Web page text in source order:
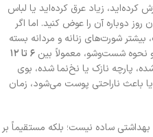
کرده‌اید، زیاد عرق کرده‌اید یا لباس
دوباره آن را عوض کنید. اما اگر
بیشتر شورت‌های زنانه و مردانه بسته
نحوه شست‌وشو، معمولاً بین
۶ تا ۱۲
پارچه نازک یا نخ‌نما شده، بوی
باعث ناراحتی پوست می‌شود، زمان
ساده نیست؛ بلکه مستقیماً بر